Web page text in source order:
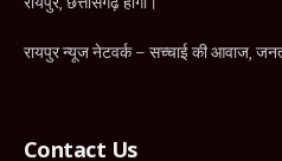
रायपुर न्यूज नेटवर्क – सच्चाई की आवाज,
Contact Us